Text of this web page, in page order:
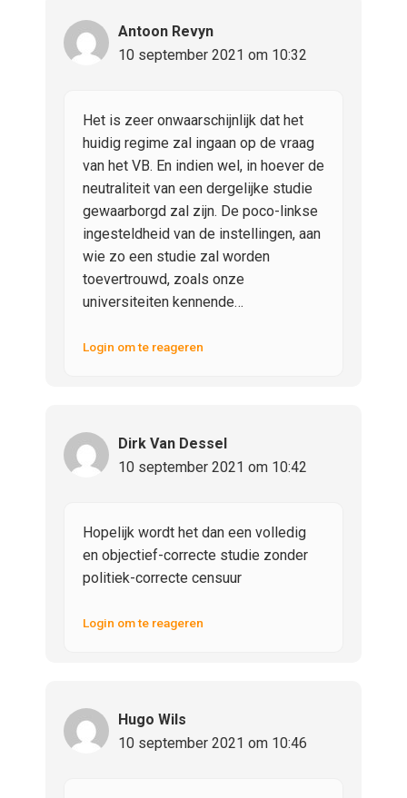
Antoon Revyn
10 september 2021 om 10:32
Het is zeer onwaarschijnlijk dat het
huidig regime zal ingaan op de vraag
van het VB. En indien wel, in hoever de
neutraliteit van een dergelijke studie
gewaarborgd zal zijn. De poco-linkse
ingesteldheid van de instellingen, aan
wie zo een studie zal worden
toevertrouwd, zoals onze
universiteiten kennende…
Login om te reageren
Dirk Van Dessel
10 september 2021 om 10:42
Hopelijk wordt het dan een volledig
en objectief-correcte studie zonder
politiek-correcte censuur
Login om te reageren
Hugo Wils
10 september 2021 om 10:46